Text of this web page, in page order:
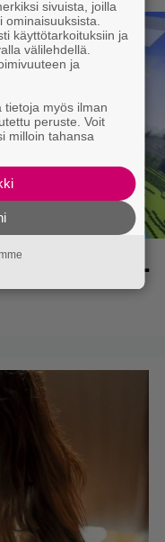
saa Switch 2 -
sivuista, joilla
käyttötarkoituksiin ja
välilehdellä.
ja
tietoja myös ilman
peruste. Voit
milloin tahansa